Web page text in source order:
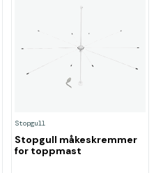
Stopgull
Stopgull måkeskremmer
for toppmast